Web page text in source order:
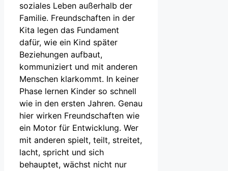
soziales Leben außerhalb der
Familie. Freundschaften in der
Kita legen das Fundament
dafür, wie ein Kind später
Beziehungen aufbaut,
kommuniziert und mit anderen
Menschen klarkommt. In keiner
Phase lernen Kinder so schnell
wie in den ersten Jahren. Genau
hier wirken Freundschaften wie
ein Motor für Entwicklung. Wer
mit anderen spielt, teilt, streitet,
lacht, spricht und sich
behauptet, wächst nicht nur